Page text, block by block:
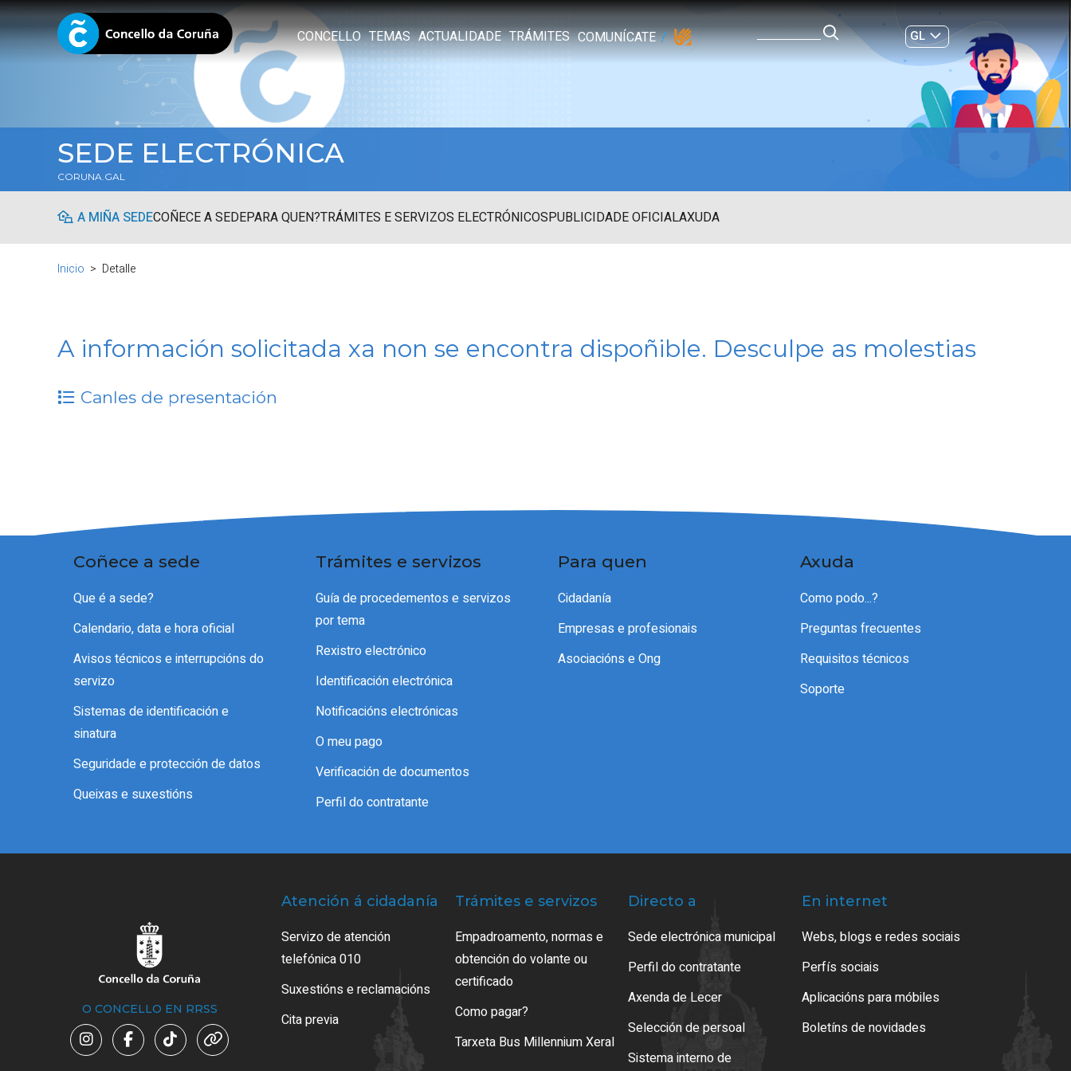
CONCELLO TEMAS ACTUALIDADE TRÁMITES COMUNÍCATE
GL
ES|
SEDE ELECTRÓNICA
CORUNA.GAL
A MIÑA SEDECOÑECE A SEDEPARA QUEN?TRÁMITES E SERVIZOS ELECTRÓNICOSPUBLICIDADE OFICIALAXUDA
Inicio Detalle
A información solicitada xa non se encontra dispoñible. Desculpe as molestias
Canles de presentación
Coñece a sede
Que é a sede?
Calendario, data e hora oficial
Avisos técnicos e interrupcións do
servizo
Sistemas de identificación e
sinatura
Seguridade e protección de datos
Queixas e suxestións
Trámites e servizos
Guía de procedementos e servizos
por tema
Rexistro electrónico
Identificación electrónica
Notificacións electrónicas
O meu pago
Verificación de documentos
Perfil do contratante
Para quen
Cidadanía
Empresas e profesionais
Asociacións e Ong
Axuda
Como podo...?
Preguntas frecuentes
Requisitos técnicos
Soporte
O CONCELLO EN RRSS
Atención á cidadanía
Servizo de atención
telefónica 010
Suxestións e reclamacións
Cita previa
Trámites e servizos
Empadroamento, normas e
obtención do volante ou
certificado
Como pagar?
Tarxeta Bus Millennium Xeral
Directo a
Sede electrónica municipal
Perfil do contratante
Axenda de Lecer
Selección de persoal
Sistema interno de
En internet
Webs, blogs e redes sociais
Perfís sociais
Aplicacións para móbiles
Boletíns de novidades